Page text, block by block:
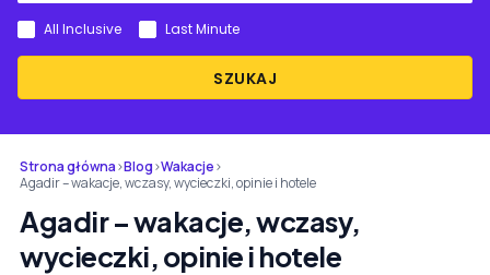
SZUKAJ
All Inclusive Last Minute
Strona główna›Blog›Wakacje›
Agadir – wakacje, wczasy, wycieczki, opinie i hotele
Agadir – wakacje, wczasy,
wycieczki, opinie i hotele